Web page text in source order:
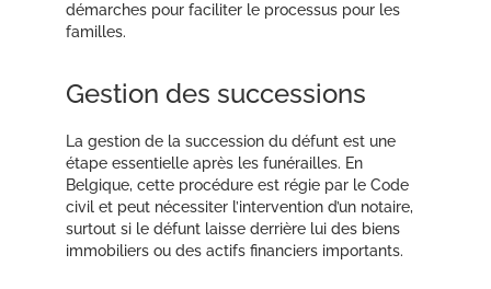
démarches pour faciliter le processus pour les
familles.
Gestion des successions
La gestion de la succession du défunt est une
étape essentielle après les funérailles. En
Belgique, cette procédure est régie par le Code
civil et peut nécessiter l’intervention d’un notaire,
surtout si le défunt laisse derrière lui des biens
immobiliers ou des actifs financiers importants.